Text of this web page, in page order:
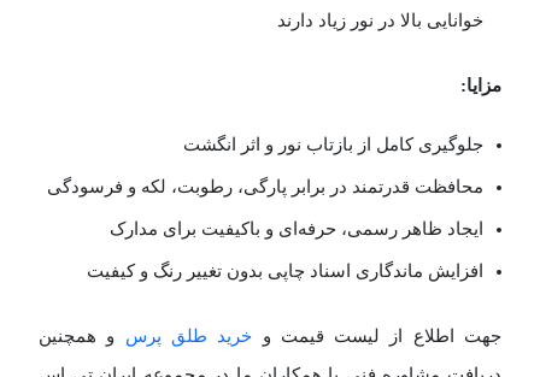
خوانایی بالا در نور زیاد دارند
مزایا:
جلوگیری کامل از بازتاب نور و اثر انگشت
محافظت قدرتمند در برابر پارگی، رطوبت، لکه و فرسودگی
ایجاد ظاهر رسمی، حرفه‌ای و باکیفیت برای مدارک
افزایش ماندگاری اسناد چاپی بدون تغییر رنگ و کیفیت
جهت اطلاع از لیست قیمت و خرید طلق پرس و همچنین